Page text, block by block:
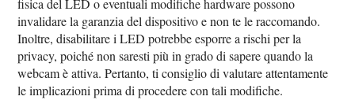
fisica del LED o eventuali modifiche hardware possono
invalidare la garanzia del dispositivo e non te le raccomando.
Inoltre, disabilitare i LED potrebbe esporre a rischi per la
privacy, poiché non saresti più in grado di sapere quando la
webcam è attiva. Pertanto, ti consiglio di valutare attentamente
le implicazioni prima di procedere con tali modifiche.